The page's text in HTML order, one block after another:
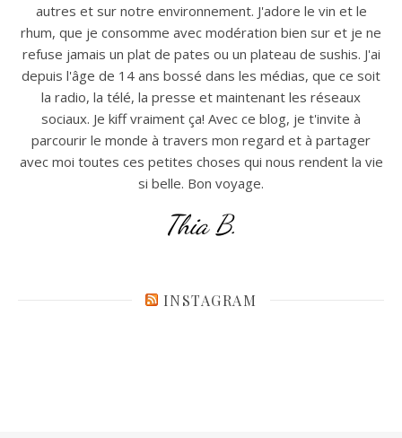
autres et sur notre environnement. J'adore le vin et le
rhum, que je consomme avec modération bien sur et je ne
refuse jamais un plat de pates ou un plateau de sushis. J'ai
depuis l'âge de 14 ans bossé dans les médias, que ce soit
la radio, la télé, la presse et maintenant les réseaux
sociaux. Je kiff vraiment ça! Avec ce blog, je t'invite à
parcourir le monde à travers mon regard et à partager
avec moi toutes ces petites choses qui nous rendent la vie
si belle. Bon voyage.
Thia B.
INSTAGRAM